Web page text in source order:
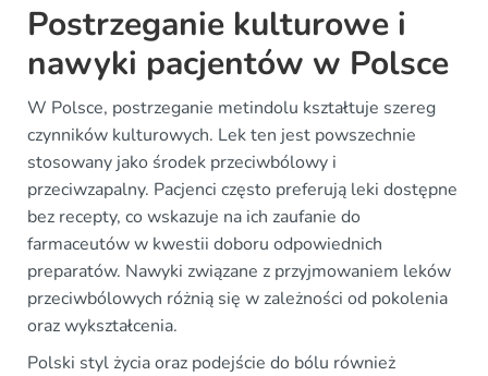
Postrzeganie kulturowe i
nawyki pacjentów w Polsce
W Polsce, postrzeganie metindolu kształtuje szereg
czynników kulturowych. Lek ten jest powszechnie
stosowany jako środek przeciwbólowy i
przeciwzapalny. Pacjenci często preferują leki dostępne
bez recepty, co wskazuje na ich zaufanie do
farmaceutów w kwestii doboru odpowiednich
preparatów. Nawyki związane z przyjmowaniem leków
przeciwbólowych różnią się w zależności od pokolenia
oraz wykształcenia.
Polski styl życia oraz podejście do bólu również